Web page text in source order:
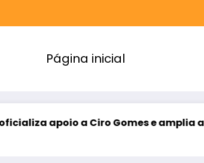
Página inicial
Ciro Gomes e amplia aliança da